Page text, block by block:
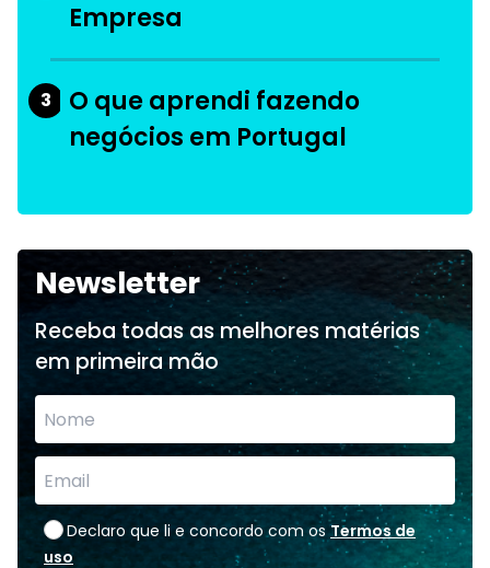
Empresa
3
O que aprendi fazendo
negócios em Portugal
Newsletter
Receba todas as melhores matérias
em primeira mão
Declaro que li e concordo com os Termos de
uso